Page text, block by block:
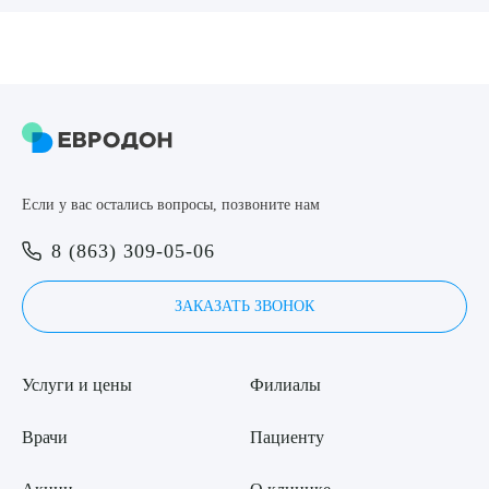
Если у вас остались вопросы, позвоните нам
8 (863) 309-05-06
ЗАКАЗАТЬ ЗВОНОК
Услуги и цены
Врачи
Филиалы
Пациенту
ПОДТВЕРДИТЬ